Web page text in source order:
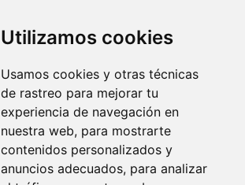
Utilizamos cookies
Usamos cookies y otras técnicas
de rastreo para mejorar tu
experiencia de navegación en
nuestra web, para mostrarte
contenidos personalizados y
anuncios adecuados, para analizar
Selección Mexicana Serie A
Tigres Toluca UFC WWE